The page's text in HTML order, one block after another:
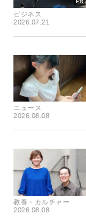
ビジネス
2026.07.21
ニュース
2026.08.08
教養・カルチャー
2026.08.08